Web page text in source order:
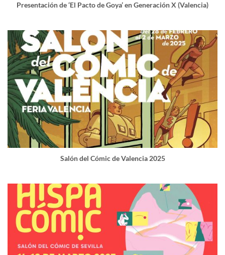
Presentación de ‘El Pacto de Goya’ en Generación X (Valencia)
Salón del Cómic de Valencia 2025